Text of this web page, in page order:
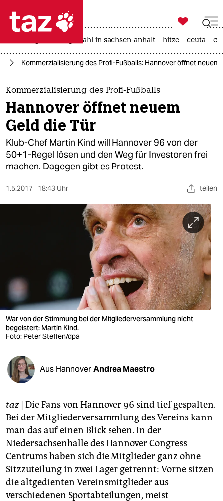
 taz zahl ich
taz zahl ich
themen
politik
öko
gesellschaft
sport
verlag
verlag
veranstaltungen
fragen & hilfe
abo
genossenschaft
epaper login

taz zahl ich
landtagswahl in sachsen-anhalt hitze ceuta
Kommerzialisierung des Profi-Fußballs: Hannover öffnet neuem
Kommerzialisierung des Profi-Fußballs
Hannover öffnet neuem
Geld die Tür
Klub-Chef Martin Kind will Hannover 96 von der
50+1-Regel lösen und den Weg für Investoren frei
machen. Dagegen gibt es Protest.
1.5.2017 18:43 Uhr teilen
War von der Stimmung bei der Mitgliederversammlung nicht
begeistert: Martin Kind.
Foto: Peter Steffen/dpa
Aus HannoverAndrea Maestro
taz| Die Fans von Hannover 96 sind tief gespalten.
Bei der Mitgliederversammlung des Vereins kann
man das auf einen Blick sehen. In der
Niedersachsenhalle des Hannover Congress
Centrums haben sich die Mitglieder ganz ohne
Sitzzuteilung in zwei Lager getrennt: Vorne sitzen
die altgedienten Vereinsmitglieder aus
verschiedenen Sportabteilungen, meist